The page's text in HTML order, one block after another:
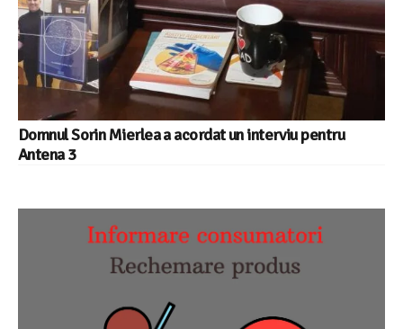
Domnul Sorin Mierlea a acordat un interviu pentru
Antena 3